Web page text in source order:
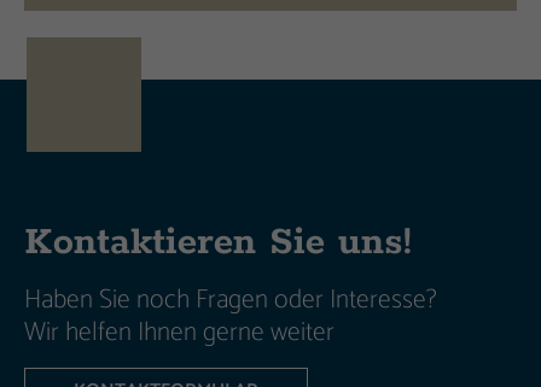
Kontaktieren Sie uns!
Haben Sie noch Fragen oder Interesse?
Wir helfen Ihnen gerne weiter